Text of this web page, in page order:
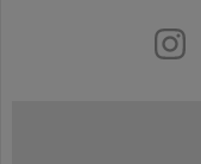
youtube